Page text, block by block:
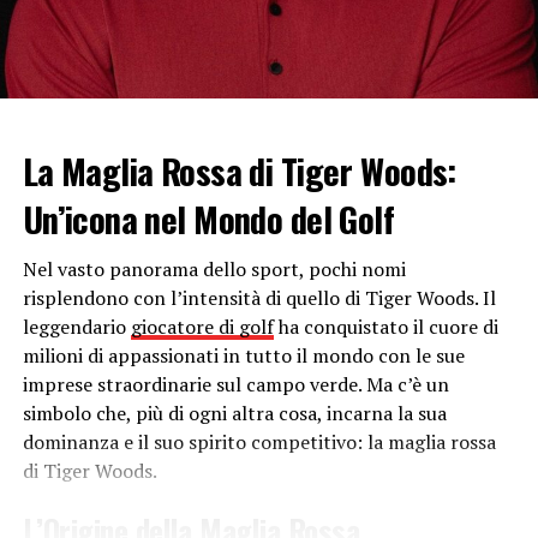
legge nel comunicato
Hamamatsu
La decisione della casa giapponese ha colto di sorpresa
gli attuali piloti
Suzuki Motogp , Alex Rins
Mir, che sarebbero costretti a cercare un’altra squadra
se a fine stagione la Suzukilasciasse sul serio la
Motogp.
“Lunedì dopo i test ho saputo la notizia. È stato
durissimo. Ho cominciato a piangere, è dal 2017 che
lavoro con questo team. È un momento duro, ma
dobbiamo prendere questa occasione per fare la storia,
provando a fare il maggior numero di punti. Abbiamo
una moto potente e un grande team. Per quanto riguarda
La Maglia Rossa di Tiger Woods:
Un’icona nel Mondo del Golf
Nel vasto panorama dello sport, pochi nomi
risplendono con l’intensità di quello di Tiger Woods. Il
leggendario giocatore di golfha conquistato il cuore di
milioni di appassionati in tutto il mondo con le sue
imprese straordinarie sul campo verde. Ma c’è un
simbolo che, più di ogni altra cosa, incarna la sua
dominanza e il suo spirito competitivo: la maglia rossa
di Tiger Woods.